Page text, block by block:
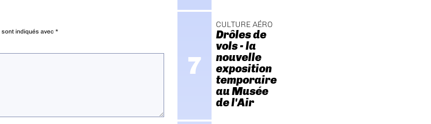
indiqués avec *
CULTURE AÉRO
Drôles de
vols - la
nouvelle
exposition
temporaire
au Musée
de l'Air